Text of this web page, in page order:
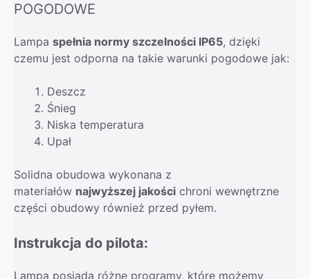
POGODOWE
Lampa spełnia normy szczelności IP65, dzięki
czemu jest odporna na takie warunki pogodowe jak:
Deszcz
Śnieg
Niska temperatura
Upał
Solidna obudowa wykonana z
materiałów najwyższej jakości chroni wewnętrzne
części obudowy również przed pyłem.
Instrukcja do pilota:
Lampa posiada różne programy, które możemy